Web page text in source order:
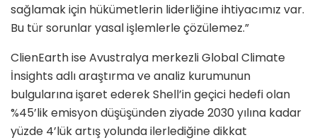
sağlamak için hükümetlerin liderliğine ihtiyacımız var.
Bu tür sorunlar yasal işlemlerle çözülemez.”
ClienEarth ise Avustralya merkezli Global Climate
İnsights adlı araştırma ve analiz kurumunun
bulgularına işaret ederek Shell’in geçici hedefi olan
%45’lik emisyon düşüşünden ziyade 2030 yılına kadar
yüzde 4’lük artış yolunda ilerlediğine dikkat